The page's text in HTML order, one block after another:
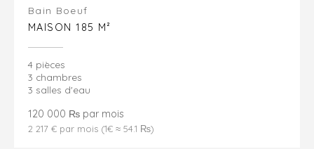
Bain Boeuf
MAISON 185 M²
4 pièces
3 chambres
3 salles d'eau
120 000 ₨ par mois
2 217 € par mois (1€ ≈ 54.1 ₨)